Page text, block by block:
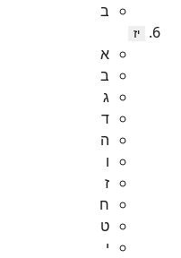
ב
יז
א
ב
ג
ד
ה
ו
ז
ח
ט
י